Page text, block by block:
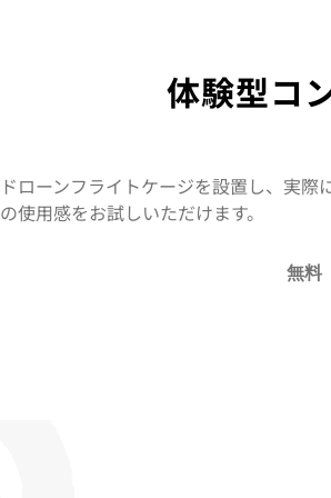
体験型コ
ドローンフライトケージを設置し、実
の使用感をお試しいただけます。
無料